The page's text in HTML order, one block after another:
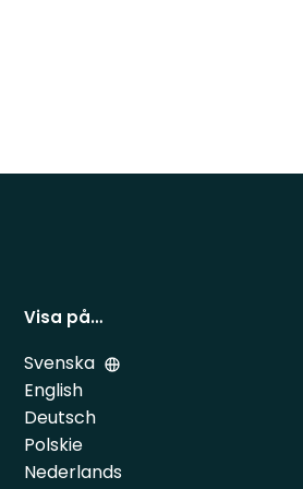
Visa på…
Svenska
English
Deutsch
Polskie
Nederlands